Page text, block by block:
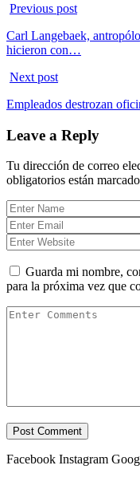
Previous post
Carl Langebaek,
hicieron con…
Next post
Empleados destrozan
Leave a Reply
Tu dirección de correo
obligatorios están
Guarda mi nombre,
para la próxima vez que
Facebook Instagram